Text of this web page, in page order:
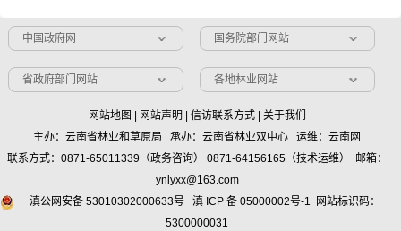
中国政府网 国务院部门网站
省政府部门网站 各地林业网站
网站地图 | 网站声明 | 信访联系方式| 关于我们
主办：云南省林业和草原局 承办：云南省林业双中心 运维：云南网
联系方式：0871-65011339（政务咨询） 0871-64156165（技术运维） 邮箱：
ynlyxx@163.com
滇公网安备 53010302000633号
滇 ICP 备 05000002号-1
网站标识码：
5300000031